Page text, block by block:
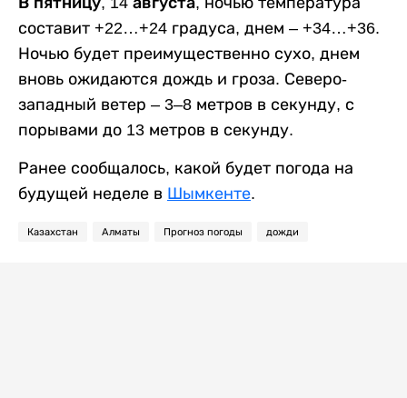
составит +22…+24 градуса, днем – +34…+36.
Ночью будет преимущественно сухо, днем
вновь ожидаются дождь и гроза. Северо-
западный ветер – 3–8 метров в секунду, с
порывами до 13 метров в секунду.
Ранее сообщалось, какой будет погода на
будущей неделе в Шымкенте.
Казахстан Алматы Прогноз погоды дожди